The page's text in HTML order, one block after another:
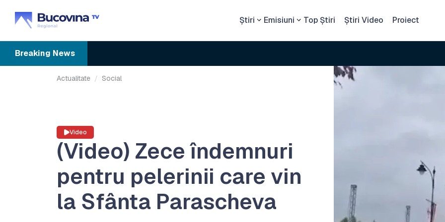
Știri Emisiuni Top Știri Știri Video Proiect
Breaking News
Actualitate Social
Video
(Video) Zece îndemnuri
pentru pelerinii care vin
la Sfânta Parascheva